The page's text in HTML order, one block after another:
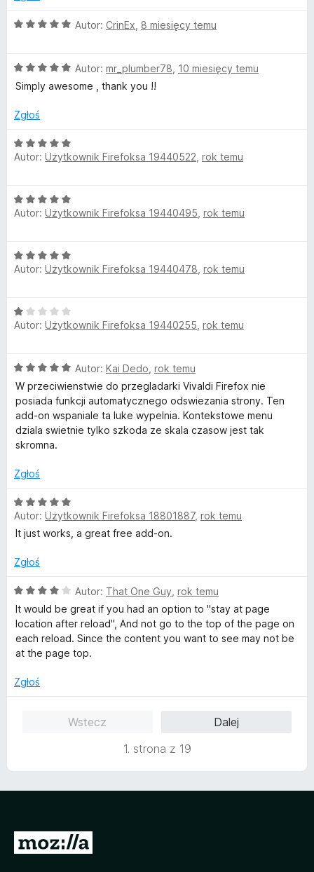
5
O
n
a
5
5
Autor: CrinEx 8 miesięcy temu
O
c
n
:
5
Autor: mr_plumber78 10 miesięcy temu
Simply awesome , thank you !!
Zgłoś
O
c
a
:
5
Autor: Użytkownik Firefoksa 19440522 rok temu
O
c
a
:
5
Autor: Użytkownik Firefoksa 19440495 rok temu
O
c
a
:
5
Autor: Użytkownik Firefoksa 19440478 rok temu
O
c
a
:
1
/
5
Autor: Użytkownik Firefoksa 19440255 rok temu
O
c
e
n
a
/
Autor: Kai Dedo rok temu
W przeciwienstwie do przegladarki Vivaldi Firefox nie
posiada funkcji automatycznego odswiezania strony. Ten
add-on wspaniale ta luke wypelnia. Kontekstowe menu
dziala swietnie tylko szkoda ze skala czasow jest tak
skromna.
Zgłoś
O
c
e
a
5
/
5
Autor: Użytkownik Firefoksa 18801887, rok temu
It just works, a great free add-on.
Zgłoś
O
c
e
n
a
4
Autor: That One Guy rok temu
It would be great if you had an option to "stay at page
location after reload", And not go to the top of the page on
each reload. Since the content you want to see may not be
at the page top.
Zgłoś
Wstecz
Dalej
1. strona z 19
S